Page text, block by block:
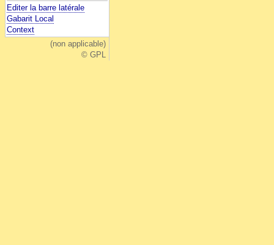
Editer la barre latérale
Gabarit Local
Context
(non applicable)
© GPL